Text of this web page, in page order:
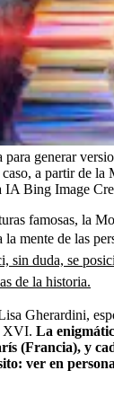
generar
a partir de la
IA Bing Image
famosas, la
mente de las
sin duda, se
de la historia.
Gherardini,
XVI. La
(Francia), y
ver en